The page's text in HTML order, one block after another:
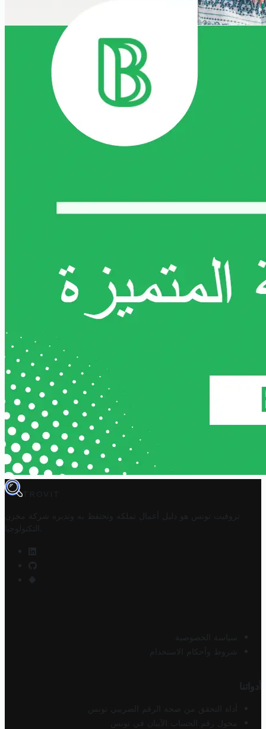
TROVIT
تروفيت تونس هو دليل أعمال تملكه وتحتفظ به وتديره
شركة مخزن
التكنولوجيا
سياسة الخصوصية
شروط وأحكام الاستخدام
أدواتنا
أداة التحقق من صحة الرقم الضريبي تونس
محول رقم الحساب الآيبان في تونس